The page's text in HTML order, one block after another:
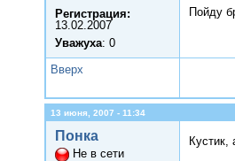
Регистрация:
13.02.2007
Уважуха: 0
Пойду
Вверх
13 июня, 2007 - 11:34
Понка
Не в сети
Кустик,